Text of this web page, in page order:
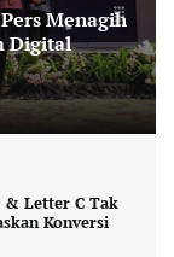
Menagih
Digital
& Letter C Tak
Konversi